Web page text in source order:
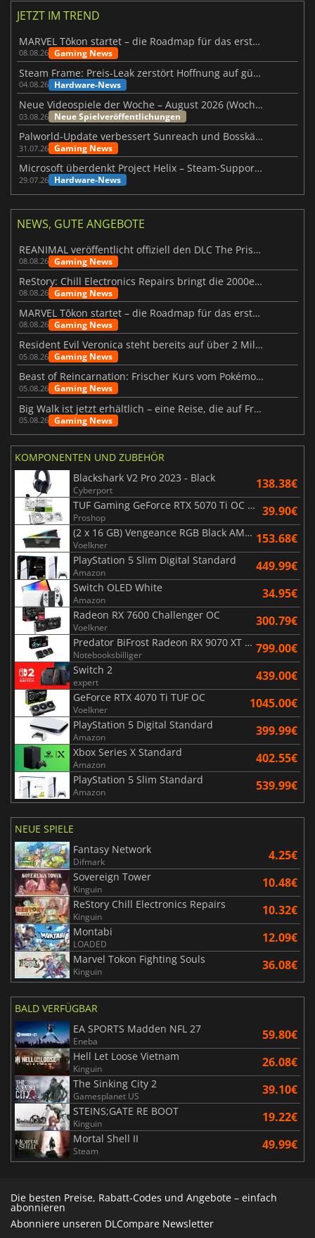
JETZT IM TREND
MARVEL Tōkon startet – die Roadmap für das erste Jahr wurde vorgestellt
08.08.26 Gaming News
Steam Frame: Preis-Leak zerstört Hoffnung auf günstiges VR-Headset
04.08.26 Hardware-News
Neue Videospiele der Woche – August 2026 (Woche 32)
03.08.26 Neue Spielveröffentlichungen
Palworld-Update verbessert Sunreach und Bosskämpfe deutlich
31.07.26 Gaming News
Microsoft überdenkt Project Helix – Steam-Support gefährdet
29.07.26 Hardware-News
NEWS, GUTE ANGEBOTE
REANIMAL veröffentlicht offiziell den DLC The Prisoner
08.08.26 Gaming News
ReStory: Chill Electronics Repairs bringt die 2000er zurück
08.08.26 Gaming News
MARVEL Tōkon startet – die Roadmap für das erste Jahr wurde vorgestellt
08.08.26 Gaming News
Resident Evil Veronica steht bereits auf über 2 Millionen Wunschlisten
05.08.26 Gaming News
Beast of Reincarnation: Frischer Kurs vom Pokémon-Studio
05.08.26 Gaming News
Big Walk ist jetzt erhältlich – eine Reise, die auf Freundschaft basiert
05.08.26 Gaming News
KOMPONENTEN UND ZUBEHÖR
Blackshark V2 Pro 2023 - Black
Cyberport 138.38€
TUF Gaming GeForce RTX 5070 Ti OC White Edition 16GB
Proshop 39.90€
(2 x 16 GB) Vengeance RGB Black AMD Expo 6000 MHz - CAS 30
Voelkner 153.68€
PlayStation 5 Slim Digital Standard
Amazon 449.99€
Switch OLED White
Amazon 34.95€
Radeon RX 7600 Challenger OC
Voelkner 300.79€
Predator BiFrost Radeon RX 9070 XT OC 16 Go
Notebooksbilliger 799.00€
Switch 2
expert 439.00€
GeForce RTX 4070 Ti TUF OC
Voelkner 1045.00€
PlayStation 5 Digital Standard
Amazon 399.99€
Xbox Series X Standard
Amazon 402.55€
PlayStation 5 Slim Standard
Amazon 539.99€
NEUE SPIELE
Fantasy Network
Difmark 4.25€
Sovereign Tower
Kinguin 10.48€
ReStory Chill Electronics Repairs
Kinguin 10.32€
Montabi
LOADED 12.09€
Marvel Tokon Fighting Souls
Kinguin 36.08€
BALD VERFÜGBAR
EA SPORTS Madden NFL 27
Eneba 59.80€
Hell Let Loose Vietnam
Kinguin 26.08€
The Sinking City 2
Gamesplanet US 39.10€
STEINS;GATE RE BOOT
Kinguin 19.22€
Mortal Shell II
Steam 49.99€
Die besten Preise, Rabatt-Codes und Angebote – einfach
abonnieren
Abonniere unseren DLCompare Newsletter